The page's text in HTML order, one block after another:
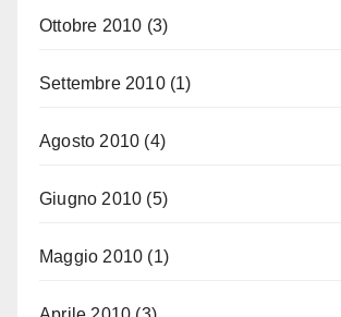
Ottobre 2010 (3)
Settembre 2010(1)
Agosto 2010 (4)
Giugno 2010 (5)
Maggio 2010 (1)